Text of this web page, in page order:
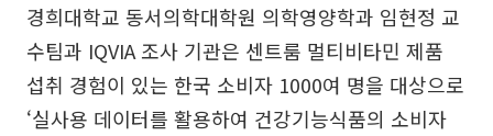
경희대학교 동서의학대학원 의학영양학과 임현정 교
수팀과 IQVIA 조사 기관은 센트룸 멀티비타민 제품
섭취 경험이 있는 한국 소비자 1000여 명을 대상으로
‘실사용 데이터를 활용하여 건강기능식품의 소비자